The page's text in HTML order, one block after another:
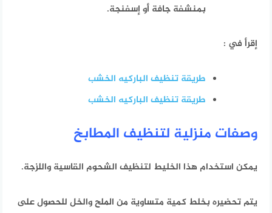
بمنشفة جافة أو إسفنجة.
إقرأ في :
طريقة تنظيف الباركيه الخشب
طريقة تنظيف الباركيه الخشب
وصفات منزلية لتنظيف المطابخ
يمكن استخدام هذا الخليط لتنظيف الشحوم القاسية واللزجة.
يتم تحضيره بخلط كمية متساوية من الملح والخل للحصول على